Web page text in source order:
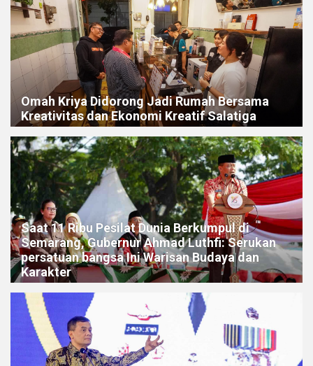
Omah Kriya Didorong Jadi Rumah Bersama
Kreativitas dan Ekonomi Kreatif Salatiga
Saat 11 Ribu Pesilat Dunia Berkumpul di
Semarang, Gubernur Ahmad Luthfi: Serukan
persatuan bangsa Ini Warisan Budaya dan
Karakter